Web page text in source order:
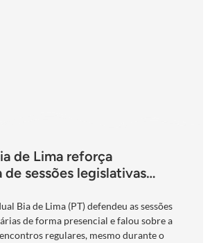
de Lima reforça
sessões legislativas
o povo de Goiás”
Bia de Lima (PT) defendeu as sessões
de forma presencial e falou sobre a
regulares, mesmo durante o